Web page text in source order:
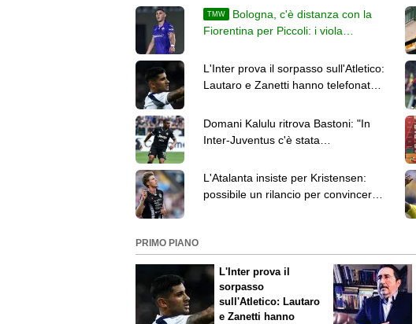
TMW
Bologna, c'è distanza con la
Fiorentina per Piccoli: i viola
L'Inter prova il sorpasso sull'Atletico:
Lautaro e Zanetti hanno telefonato a
Domani Kalulu ritrova Bastoni: "In
Inter-Juventus c'è stata
L'Atalanta insiste per Kristensen:
possibile un rilancio per convincere
PRIMO PIANO
L'Inter prova il
sorpasso
sull'Atletico: Lautaro
e Zanetti hanno